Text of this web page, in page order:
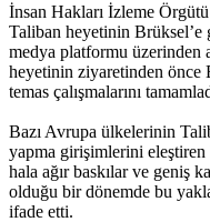
İnsan Hakları İzleme
Taliban heyetinin Brüksel’e
medya platformu üzerinden
heyetinin ziyaretinden önce
temas çalışmalarını
Bazı Avrupa ülkelerinin
yapma girişimlerini eleştiren
hala ağır baskılar ve geniş
olduğu bir dönemde bu
ifade etti.